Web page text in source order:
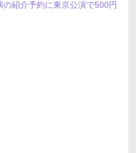
紹介予約に東京公演で500円